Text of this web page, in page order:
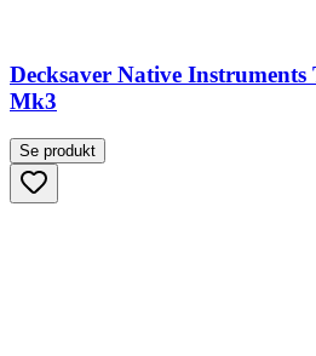
Decksaver Native
Mk3
Se produkt